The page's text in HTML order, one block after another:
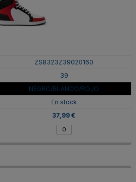
ZS8323Z39020160
39
NEGRO/BLANCO/ROJO
En stock
37,99 €